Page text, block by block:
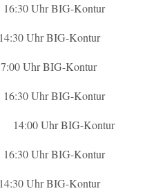
Uhr BIG-Kontur
Uhr BIG-Kontur
BIG-Kontur
Uhr BIG-Kontur
BIG-Kontur
Uhr BIG-Kontur
Uhr BIG-Kontur